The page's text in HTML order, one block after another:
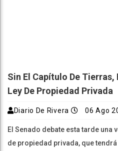
Sin El Capítulo De Tierras,
Ley De Propiedad Privada
Diario De Rivera 06 Ago
El Senado debate esta tarde
de propiedad privada, que tendrá